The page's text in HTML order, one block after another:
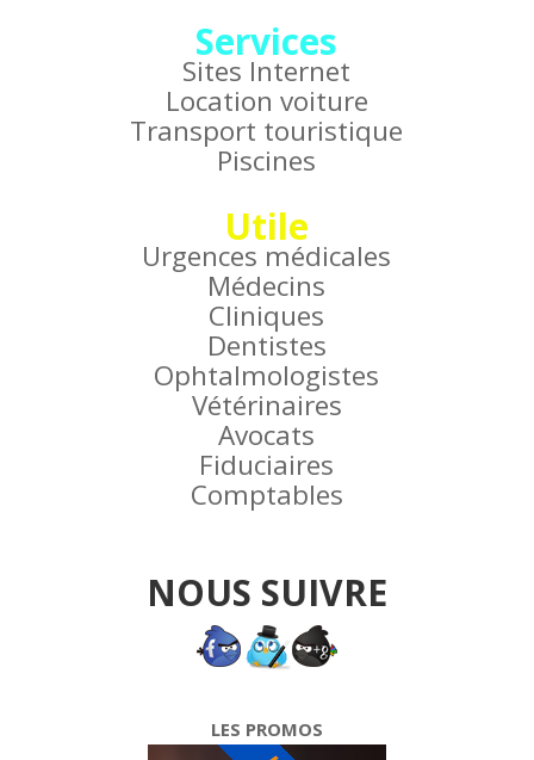
Services
Sites Internet
Location voiture
Transport touristique
Piscines
Utile
Urgences médicales
Médecins
Cliniques
Dentistes
Ophtalmologistes
Vétérinaires
Avocats
Fiduciaires
Comptables
NOUS SUIVRE
LES PROMOS